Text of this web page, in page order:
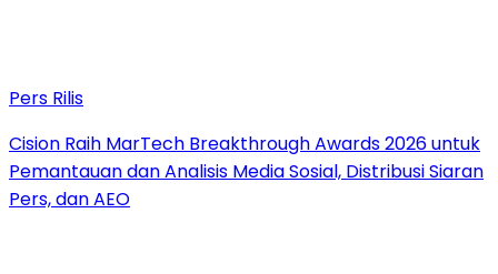
Pers Rilis
Cision Raih MarTech Breakthrough Awards 2026 untuk
Pemantauan dan Analisis Media Sosial, Distribusi Siaran
Pers, dan AEO